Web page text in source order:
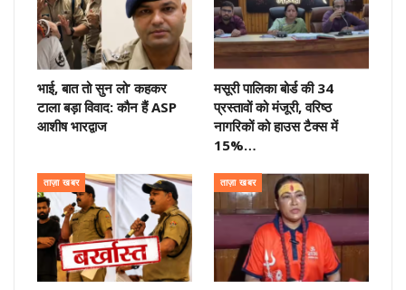
भाई, बात तो सुन लो’ कहकर
टाला बड़ा विवाद: कौन हैं ASP
आशीष भारद्वाज
मसूरी पालिका बोर्ड की 34
प्रस्तावों को मंजूरी, वरिष्ठ
नागरिकों को हाउस टैक्स में
15%…
ताज़ा खबर ताज़ा खबर